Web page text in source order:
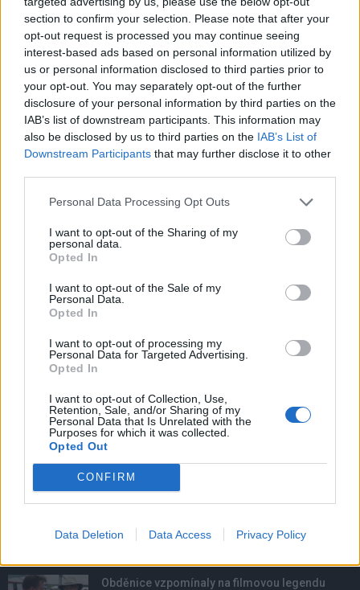
section to confirm your selection. Please note that after your
opt-out request is processed you may continue seeing
interest-based ads based on personal information utilized by
us or personal information disclosed to third parties prior to
your opt-out. You may separately opt-out of the further
disclosure of your personal information by third parties on the
IAB’s list of downstream participants. This information may
also be disclosed by us to third parties on the IAB’s List of
Downstream Participants that may further disclose it to other
Personal Data Processing Opt Outs
I want to opt-out of the Sharing of my
personal data.
Opted In
I want to opt-out of the Sale of my
Personal Data.
Opted In
I want to opt-out of processing my
Personal Data for Targeted Advertising.
Opted In
I want to opt-out of Collection, Use,
Retention, Sale, and/or Sharing of my
Personal Data that Is Unrelated with the
Purposes for which it was collected.
Opted Out
CONFIRM
Data Deletion Data Access Privacy Policy
Krimi
Vykradených aut na Příbramsku přibylo.
Policie připomíná: Auto není trezor
Každý sedmý řidič měl problém. Policie
při víkendové akci na Příbramsku odhalila
30 přestupků
dohled na silnicích
Obděnice vzpomínaly na filmovou legendu